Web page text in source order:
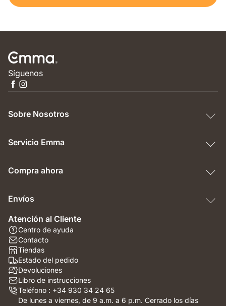
Síguenos
Sobre Nosotros
Servicio Emma
Compra ahora
Envíos
Atención al Cliente
Centro de ayuda
Contacto
Tiendas
Estado del pedido
Devoluciones
Libro de instrucciones
Teléfono : +34 930 34 24 65
De lunes a viernes, de 9 a.m. a 6 p.m. Cerrado los días